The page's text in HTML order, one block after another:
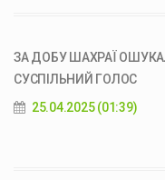
ЗА ДОБУ ШАХРАЇ
СУСПІЛЬНИЙ ГОЛОС
25.04.2025 (01:39)